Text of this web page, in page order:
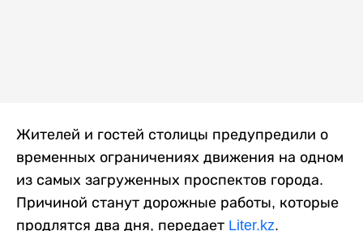
Жителей и гостей столицы предупредили о
временных ограничениях движения на одном
из самых загруженных проспектов города.
Причиной станут дорожные работы, которые
продлятся два дня, передает Liter.kz.